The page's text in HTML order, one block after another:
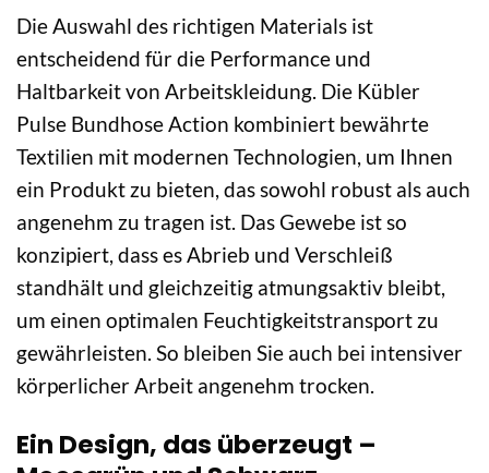
Die Auswahl des richtigen Materials ist
entscheidend für die Performance und
Haltbarkeit von Arbeitskleidung. Die Kübler
Pulse Bundhose Action kombiniert bewährte
Textilien mit modernen Technologien, um Ihnen
ein Produkt zu bieten, das sowohl robust als auch
angenehm zu tragen ist. Das Gewebe ist so
konzipiert, dass es Abrieb und Verschleiß
standhält und gleichzeitig atmungsaktiv bleibt,
um einen optimalen Feuchtigkeitstransport zu
gewährleisten. So bleiben Sie auch bei intensiver
körperlicher Arbeit angenehm trocken.
Ein Design, das überzeugt –